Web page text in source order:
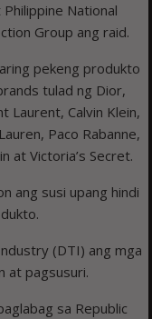
National
Group ang raid.
pekeng produkto
tulad ng Dior,
Laurent, Calvin Klein,
Paco Rabanne,
at Victoria’s Secret.
ang susi upang hindi
(DTI) ang mga
at pagsusuri.
sa Republic